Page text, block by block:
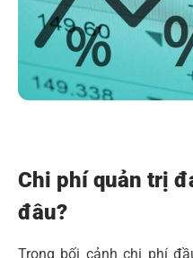
Chi phí quản trị
đâu?
Trong bối cảnh chi phí